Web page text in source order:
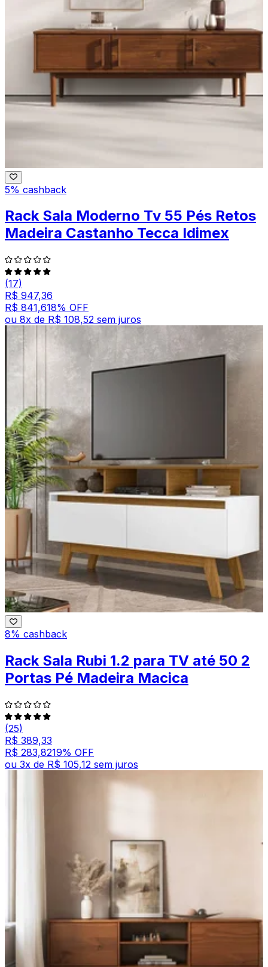
5% cashback
Rack Sala Moderno Tv 55 Pés Retos
Madeira Castanho Tecca Idimex
(17)
R$ 947,36
R$ 841,618% OFF
ou 8x de R$ 108,52 sem juros
8% cashback
Rack Sala Rubi 1.2 para TV até 50 2
Portas Pé Madeira Macica
(25)
R$ 389,33
R$ 283,8219% OFF
ou 3x de R$ 105,12 sem juros